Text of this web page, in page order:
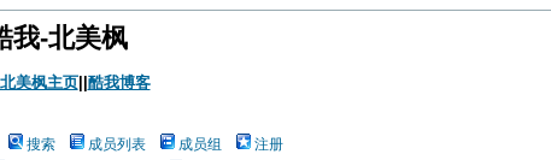
我-北美枫
美枫主页|| 酷我博客
搜索 成员列表 成员组
注册